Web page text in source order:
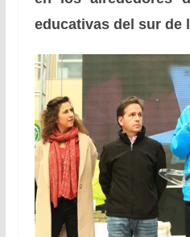
educativas del sur de